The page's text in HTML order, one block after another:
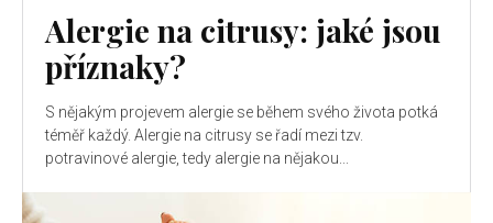
Alergie na citrusy: jaké jsou
příznaky?
S nějakým projevem alergie se během svého života potká
téměř každý. Alergie na citrusy se řadí mezi tzv.
potravinové alergie, tedy alergie na nějakou...